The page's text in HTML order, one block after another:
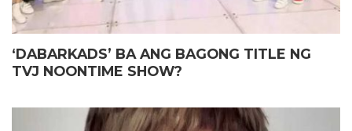
‘DABARKADS’ BA ANG BAGONG TITLE NG
TVJ NOONTIME SHOW?